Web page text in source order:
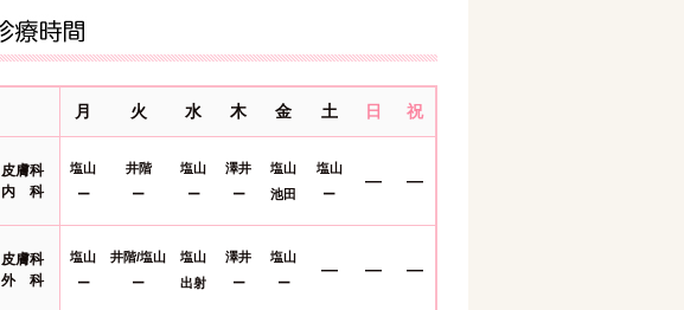
月 火 水 木 金 土 日 祝
皮膚科
内 科
塩山
ー
井階
ー
塩山
ー
澤井
ー
塩山
池田
塩山
ー
― ―
皮膚科
外 科
塩山
ー
井階/塩山
ー
塩山
出射
澤井
ー
塩山
ー
― ― ―